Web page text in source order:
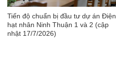
Tiến độ chuẩn bị đầu tư dự án Điện
hạt nhân Ninh Thuận 1 và 2 (cập
nhật 17/7/2026)